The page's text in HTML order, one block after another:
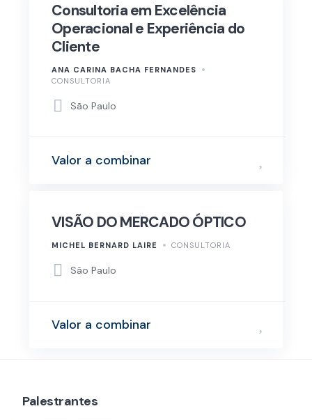
Consultoria em Excelência
Operacional e Experiência do
Cliente
ANA CARINA BACHA FERNANDES
CONSULTORIA
São Paulo
Valor a combinar
VISÃO DO MERCADO ÓPTICO
MICHEL BERNARD LAIRE CONSULTORIA
São Paulo
Valor a combinar
Palestrantes